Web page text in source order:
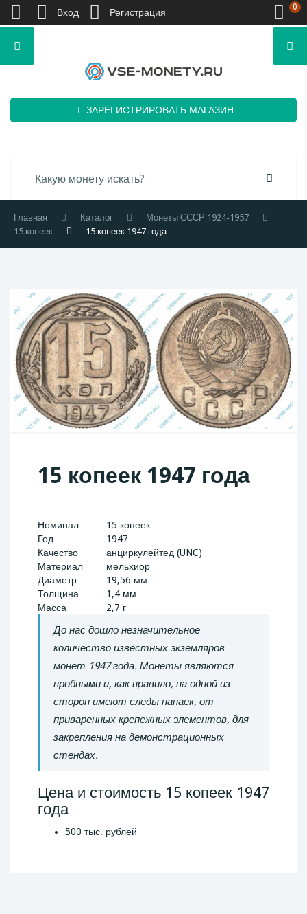
ЗАРЕГИСТРИРОВАТЬ МАГАЗИН
Главная Каталог
Монеты СССР 1924-1957
15 копеек
15 копеек 1947 года
15 копеек 1947 года
Номинал
15 копеек
Год
1947
Качество
анциркулейтед (UNC)
Материал
мельхиор
Диаметр
19,56 мм
Толщина
1,4 мм
Масса
2,7 г
До нас дошло незначительное
количество известных экземляров
монет 1947 года. Монеты являются
пробными и, как правило, на одной из
сторон имеют следы напаек, от
приваренных крепежных элементов, для
закрепления на демонстрационных
стендах.
Цена и стоимость 15 копеек 1947
года
500 тыс. рублей
Вход Регистрация 0